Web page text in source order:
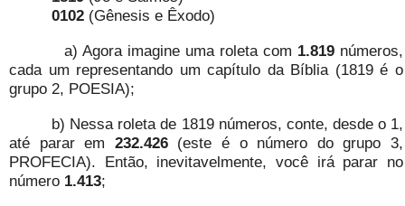
0102 (Gênesis e Êxodo)
a) Agora imagine uma roleta com 1.819números,
cada um representando um capítulo da Bíblia (1819 é o
grupo 2, POESIA);
b) Nessa roleta de 1819 números, conte, desde o 1,
até parar em 232.426 (este é o número do grupo 3,
PROFECIA). Então, inevitavelmente, você irá parar no
número 1.413;